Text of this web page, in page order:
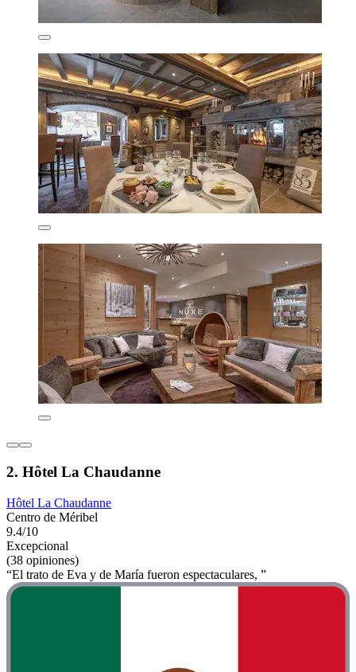
2. Hôtel La Chaudanne
Hôtel La Chaudanne
Centro de Méribel
9.4/10
Excepcional
(38 opiniones)
“El trato de Eva y de María fueron espectaculares, ”